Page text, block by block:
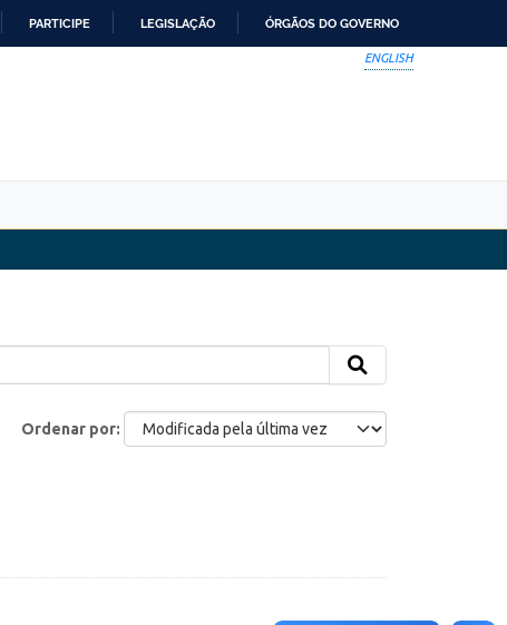
PARTICIPE LEGISLAÇÃO ÓRGÃOS DO GOVERNO
ENGLISH
Ordenar por